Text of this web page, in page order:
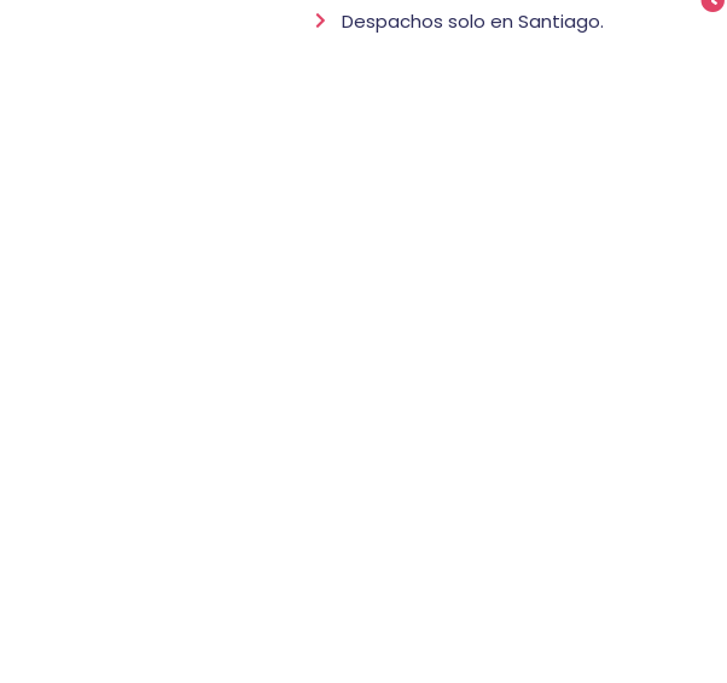
Despachos solo en Santiago.